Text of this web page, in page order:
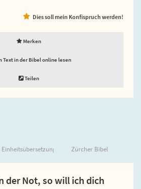
Dies soll mein Konfispruch werden!
Merken
Text in der Bibel online lesen
Teilen
Einheitsübersetzung Zürcher Bibel
der Not, so will ich dich